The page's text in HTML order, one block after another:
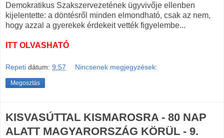
Demokratikus Szakszervezetének ügyvivője ellenben
kijelentette: a döntésről minden elmondható, csak az nem,
hogy azzal a gyerekek érdekeit vették figyelembe...
ITT OLVASHATÓ
Repeti dátum: 9:57 Nincsenek megjegyzések:
Megosztás
KISVASÚTTAL KISMAROSRA - 80 NAP
ALATT MAGYARORSZÁG KÖRÜL - 9.